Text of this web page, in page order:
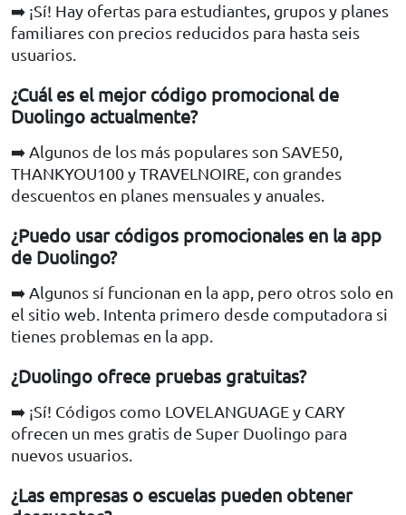
➡️ ¡Sí! Hay ofertas para estudiantes, grupos y planes
familiares con precios reducidos para hasta seis
usuarios.
¿Cuál es el mejor código promocional de
Duolingo actualmente?
➡️ Algunos de los más populares son SAVE50,
THANKYOU100 y TRAVELNOIRE, con grandes
descuentos en planes mensuales y anuales.
¿Puedo usar códigos promocionales en la app
de Duolingo?
➡️ Algunos sí funcionan en la app, pero otros solo en
el sitio web. Intenta primero desde computadora si
tienes problemas en la app.
¿Duolingo ofrece pruebas gratuitas?
➡️ ¡Sí! Códigos como LOVELANGUAGE y CARY
ofrecen un mes gratis de Super Duolingo para
nuevos usuarios.
¿Las empresas o escuelas pueden obtener